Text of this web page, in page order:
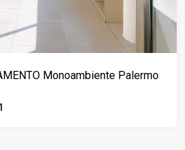
Monoambiente Palermo